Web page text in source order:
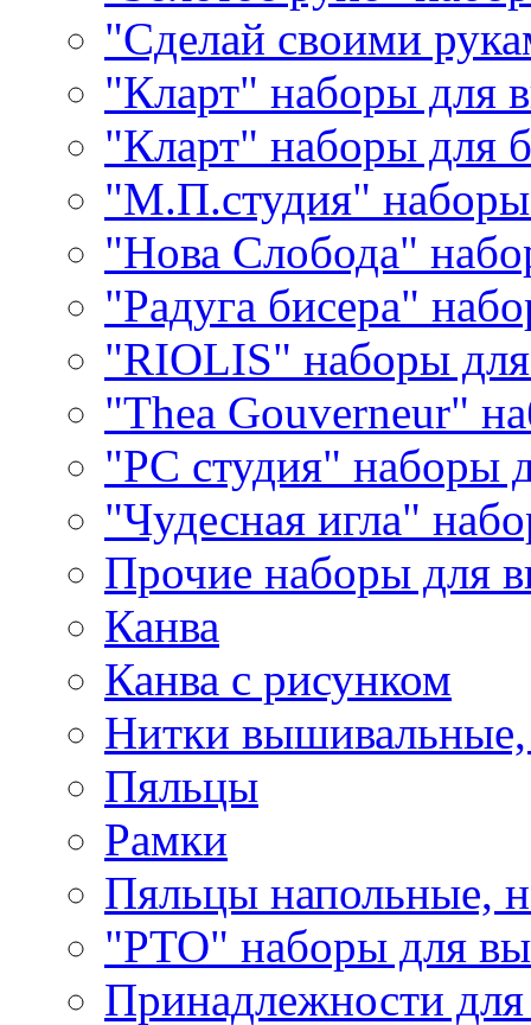
"Сделай своими
"Кларт" наборы для
"Кларт" наборы для
"М.П.студия"
"Нова Слобода"
"Радуга бисера"
"RIOLIS" наборы
"Thea Gouverneur"
"РС студия" наборы
"Чудесная игла"
Прочие наборы для
Канва
Канва с рисунком
Нитки
Пяльцы
Рамки
Пяльцы напольные,
"РТО" наборы для
Принадлежности